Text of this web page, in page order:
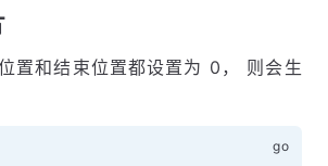
置和结束位置都设置为 0， 则会生